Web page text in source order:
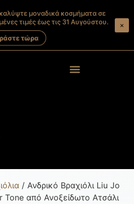
μοναδικά κοσμήματα σε
τιμές έως τις 31 Αυγούστου.
τώρα
×
/ Ανδρικό Βραχιόλι Liu Jo
Tone από Ανοξείδωτο Ατσάλι